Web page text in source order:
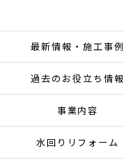
最新情報・施工事例
過去のお役立ち情報
事業内容
水回りリフォーム